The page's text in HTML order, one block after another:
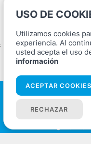
Viviendas en
Adosado en venta
;
Av. de l'Alegría, 48,
USO DE
Utilizamos cookies
experiencia. Al
usted acepta el uso
información
ACEPTAR COOKIES
RECHAZAR